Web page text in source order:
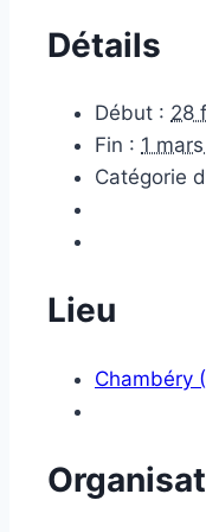
Détails
Début : 28
Fin : 1
Catégorie
Lieu
Chambéry